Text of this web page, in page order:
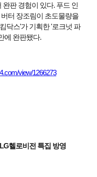
판 경험이 있다. 푸드 인
터 장조림이 초도물량을
닥스'가 기획한 '로크넛 파
에 완판됐다.
view/1266273
헬로비전 특집 방영